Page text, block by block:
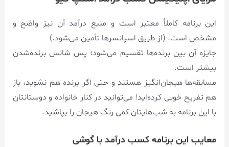
این برنامه کاملاً معتبر است و منبع درآمد آن نیز واضح و
مشخص است. (از طریق اسپانسرها تأمین می‌شود.)
جایزه آن بین برنده‌ها تقسیم می‌شود؛ پس شانس برنده‌شدن
بیشتر است.
مسابقه‌ها هیجان‌انگیز هستند و حتی اگر برنده هم نشوید، باز
هم تفریح خوبی کرده‌اید! می‌توانید در کنار خانواده و دوستانتان
با این برنامه به شب‌هایتان کمی رنگ هیجان را بپاشید.
معایب این برنامه کسب درآمد با گوشی